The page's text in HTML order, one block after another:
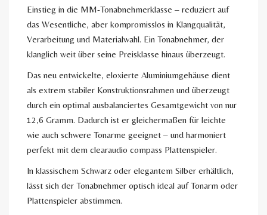
Einstieg in die MM-Tonabnehmerklasse – reduziert auf
das Wesentliche, aber kompromisslos in Klangqualität,
Verarbeitung und Materialwahl. Ein Tonabnehmer, der
klanglich weit über seine Preisklasse hinaus überzeugt.
Das neu entwickelte, eloxierte Aluminiumgehäuse dient
als extrem stabiler Konstruktionsrahmen und überzeugt
durch ein optimal ausbalanciertes Gesamtgewicht von nur
12,6 Gramm. Dadurch ist er gleichermaßen für leichte
wie auch schwere Tonarme geeignet – und harmoniert
perfekt mit dem clearaudio compass Plattenspieler.
In klassischem Schwarz oder elegantem Silber erhältlich,
lässt sich der Tonabnehmer optisch ideal auf Tonarm oder
Plattenspieler abstimmen.